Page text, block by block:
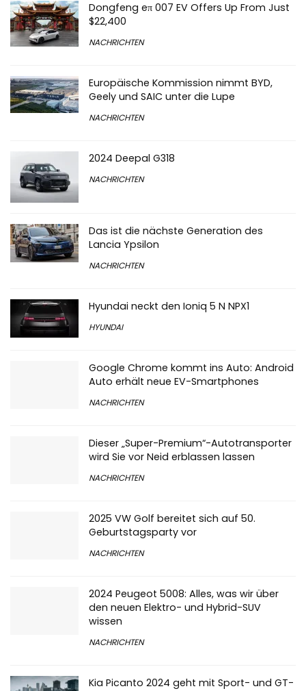
Dongfeng eπ 007 EV Offers Up From Just
$22,400
NACHRICHTEN
Europäische Kommission nimmt BYD,
Geely und SAIC unter die Lupe
NACHRICHTEN
2024 Deepal G318
NACHRICHTEN
Das ist die nächste Generation des
Lancia Ypsilon
NACHRICHTEN
Hyundai neckt den Ioniq 5 N NPX1
HYUNDAI
Google Chrome kommt ins Auto: Android
Auto erhält neue EV-Smartphones
NACHRICHTEN
Dieser „Super-Premium“-Autotransporter
wird Sie vor Neid erblassen lassen
NACHRICHTEN
2025 VW Golf bereitet sich auf 50.
Geburtstagsparty vor
NACHRICHTEN
2024 Peugeot 5008: Alles, was wir über
den neuen Elektro- und Hybrid-SUV
wissen
NACHRICHTEN
Kia Picanto 2024 geht mit Sport- und GT-